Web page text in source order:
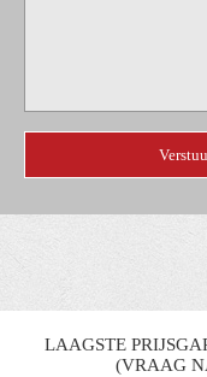
LAAGSTE
(VRAAG